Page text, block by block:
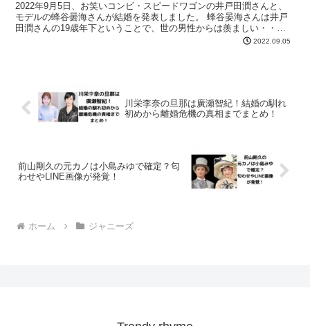
2022年9月5日、お笑いコンビ・スピードワゴンの井戸田潤さんと、
モデルの蜂谷曇海さんが結婚を発表しました。 蜂谷晏海さんは井戸
田潤さんの19歳年下ということで、世の男性からは羨ましい・・・
2022.09.05
川栄李奈の旦那は廣瀬智紀！結婚の馴れ
初めから離婚危機の真相までまとめ！
前山剛久の元カノは小島みゆで確定？匂
わせやLINE画像が発覚！
ホーム ジャニーズ